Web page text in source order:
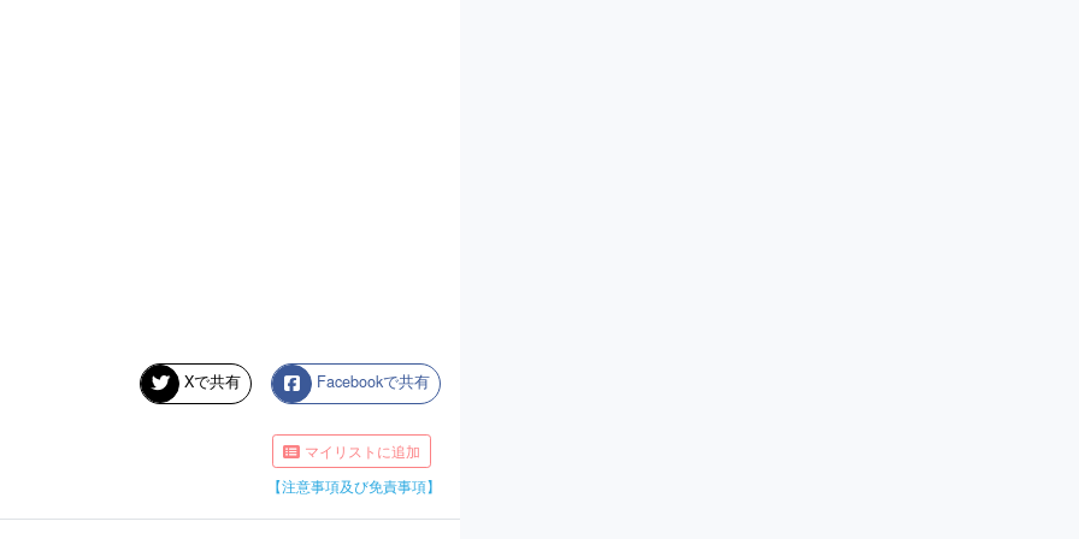
Xで共有 Facebookで共有
マイリストに追加
【注意事項及び免責事項】